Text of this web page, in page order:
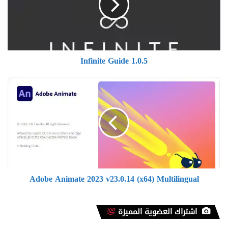
Infinite Guide 1.0.5
Adobe
Multilingual
Adobe Animate 2023 v23.0.14 (x64) Multilingual
اشتراك العضوية المميزة